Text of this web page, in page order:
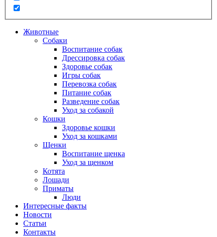
Животные
Собаки
Воспитание собак
Дрессировка собак
Здоровье собак
Игры собак
Перевозка собак
Питание собак
Разведение собак
Уход за собакой
Кошки
Здоровье кошки
Уход за кошками
Щенки
Воспитание щенка
Уход за щенком
Котята
Лошади
Приматы
Люди
Интересные факты
Новости
Статьи
Контакты